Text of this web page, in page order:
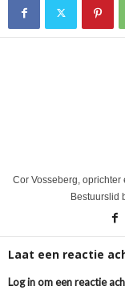
Cor Vosseberg,
Bestuurslid
Laat een reactie
Log in om een reactie